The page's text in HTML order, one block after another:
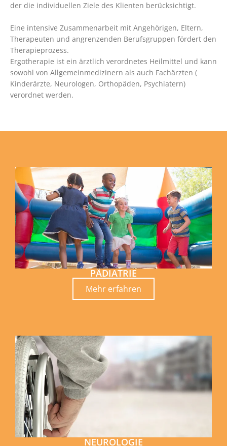
der die individuellen Ziele des Klienten berücksichtigt.
Eine intensive Zusammenarbeit mit Angehörigen, Eltern,
Therapeuten und angrenzenden Berufsgruppen fördert den
Therapieprozess.
Ergotherapie ist ein ärztlich verordnetes Heilmittel und kann
sowohl von Allgemeinmedizinern als auch Fachärzten (
Kinderärzte, Neurologen, Orthopäden, Psychiatern)
verordnet werden.
PÄDIATRIE
Mehr erfahren
NEUROLOGIE